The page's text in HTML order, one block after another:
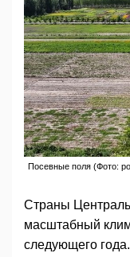
Посевные поля (Фото:
Страны
масштабный
следующего